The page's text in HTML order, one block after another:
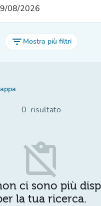
filter_list Mostra più filtri
0 risultato
content_paste_off
ci sono più
la tua ricerca.